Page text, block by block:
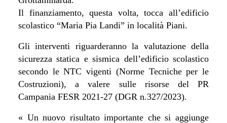
Il finanziamento, questa volta, tocca all’edificio
scolastico “Maria Pia Landi” in località Piani.
Gli interventi riguarderanno la valutazione della
sicurezza statica e sismica dell’edificio scolastico
secondo le NTC vigenti (Norme Tecniche per le
Costruzioni), a valere sulle risorse del PR
Campania FESR 2021-27 (DGR n.327/2023).
« Un nuovo risultato importante che si aggiunge